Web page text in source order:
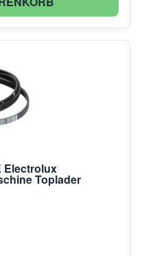
Electrolux
Toplader